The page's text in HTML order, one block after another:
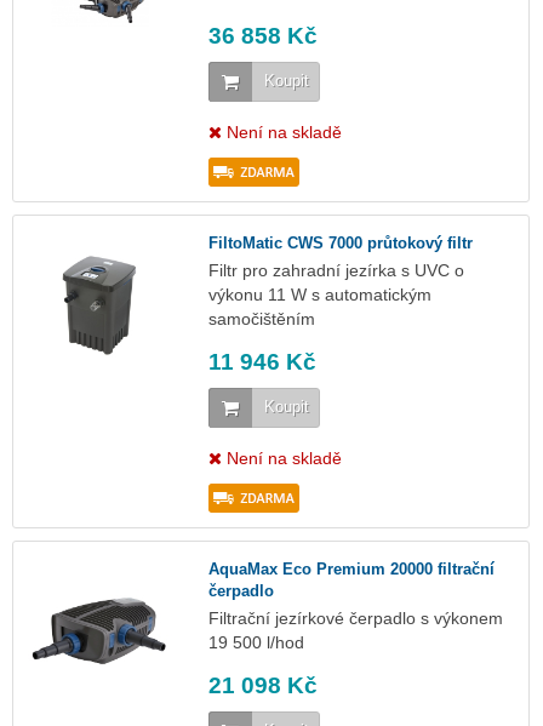
36 858 Kč
Koupit
Není na skladě
FiltoMatic CWS 7000 průtokový filtr
Filtr pro zahradní jezírka s UVC o
výkonu 11 W s automatickým
samočištěním
11 946 Kč
Koupit
Není na skladě
AquaMax Eco Premium 20000 filtrační
čerpadlo
Filtrační jezírkové čerpadlo s výkonem
19 500 l/hod
21 098 Kč